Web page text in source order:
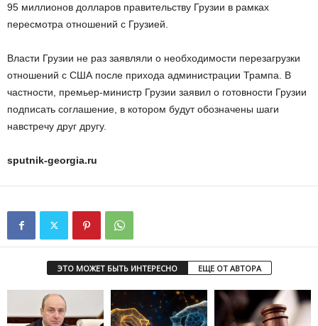
95 миллионов долларов правительству Грузии в рамках
пересмотра отношений с Грузией.
Власти Грузии не раз заявляли о необходимости перезагрузки
отношений с США после прихода администрации Трампа. В
частности, премьер-министр Грузии заявил о готовности Грузии
подписать соглашение, в котором будут обозначены шаги
навстречу друг другу.
sputnik-georgia.ru
ЭТО МОЖЕТ БЫТЬ ИНТЕРЕСНО ЕЩЕ ОТ АВТОРА